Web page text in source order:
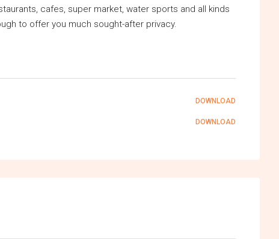
cafes, super market, water sports and all kinds
to offer you much sought-after privacy.
DOWNLOAD
DOWNLOAD